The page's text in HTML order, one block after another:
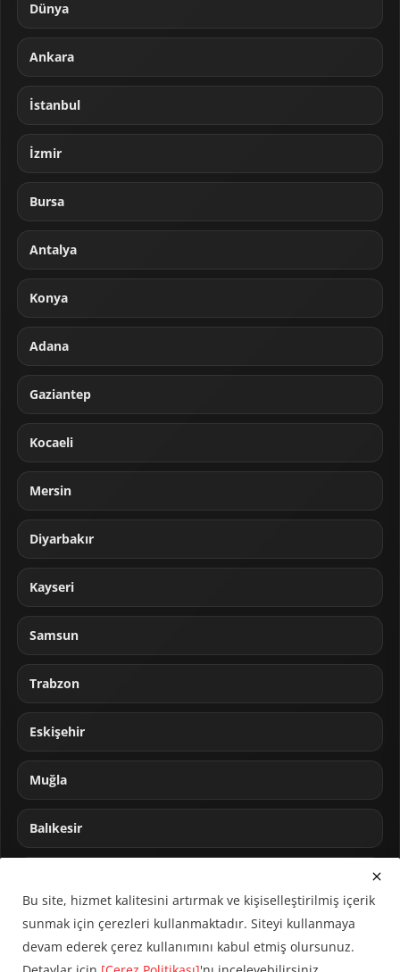
Dünya
Ankara
İstanbul
İzmir
Bursa
Antalya
Konya
Adana
Gaziantep
Kocaeli
Mersin
Diyarbakır
Kayseri
Samsun
Trabzon
Eskişehir
Muğla
Balıkesir
Bu site, hizmet kalitesini artırmak ve kişiselleştirilmiş içerik
sunmak için çerezleri kullanmaktadır. Siteyi kullanmaya
devam ederek çerez kullanımını kabul etmiş olursunuz.